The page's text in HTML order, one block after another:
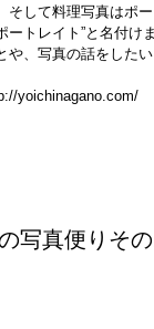
そして料理写真はポ
ートレイト”と名付け
や、写真の話をしたい
yoichinagano.com/
写真便りそ